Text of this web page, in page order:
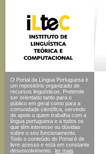
O Portal da Língua Portuguesa é
um repositório organizado de
recursos linguísticos. Pretende
ser orientado tanto para o
público em geral como para a
comunidade científica, servindo
de apoio a quem trabalha com a
língua portuguesa e a todos os
que têm interesse ou dúvidas
sobre o seu funcionamento.
Todo o conteúdo do Portal é de
livre acesso e está em constante
desenvolvimento.
ler mais